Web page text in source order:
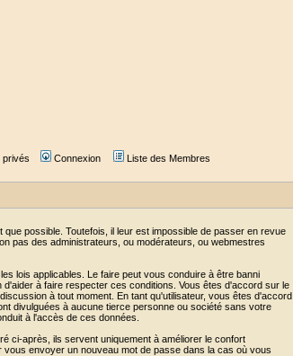
privés Connexion Liste des Membres
possible. Toutefois, il leur est impossible de passer en revue
pas des administrateurs, ou modérateurs, ou webmestres
lois applicables. Le faire peut vous conduire à être banni
à faire respecter ces conditions. Vous êtes d'accord sur le
à tout moment. En tant qu'utilisateur, vous êtes d'accord
divulguées à aucune tierce personne ou société sans votre
à l'accès de ces données.
ci-après, ils servent uniquement à améliorer le confort
envoyer un nouveau mot de passe dans la cas où vous